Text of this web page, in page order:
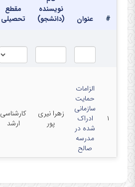
# عنوان
نویسنده
(دانشجو)
مقطع
تحصیلی
۱
الزامات
حمایت
سازمانی
ادراک
شده در
مدرسه
صالح
زهرا نیری
پور
کارشناسی
ارشد